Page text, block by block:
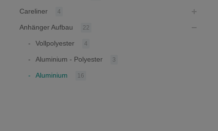
Careliner 4
Anhänger Aufbau 22
Vollpolyester 4
Aluminium - Polyester 3
Aluminium 16